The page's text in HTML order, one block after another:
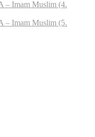
– Imam Muslim (4.
– Imam Muslim (5.